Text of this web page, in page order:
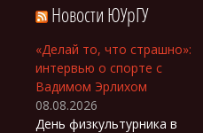
Новости ЮУрГУ
«Делай то, что страшно»:
интервью о спорте с
Вадимом Эрлихом
08.08.2026
День физкультурника в